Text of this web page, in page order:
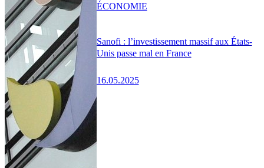
Sanofi : l’investissement massif aux États-
Unis passe mal en France
16.05.2025
ÉCONOMIE